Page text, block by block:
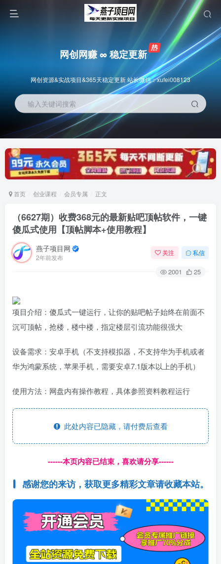
网创网赚 ∞ 稳定更新
网创资源&实战项目&365天稳定更新 站长微信：xufei008123
输入关键词搜索
首页 创业课程 会员专属 正文
（6627期）收费368元的最新贴吧顶帖软件，一键
傻瓜式使用【顶帖脚本+使用教程】
燕子项目网
2年前发布
关注 私信
2001 25
项目介绍：傻瓜式一键运行，让你的贴吧帖子始终在前面不
沉可顶帖，抢楼，楼中楼，指定楼层引流功能很强大
设备需求：安卓手机（不支持模拟器，不支持华为手机或者
华为鸿蒙系统，苹果手机，需要安卓7.1版本以上的手机）
使用方法：网盘内有操作教程，具体参照资料教程运行
此处内容已隐藏，请付费后查看
------本页内容已结束，喜欢请分享------
感谢您的来访，获取更多精彩文章请收藏本站。